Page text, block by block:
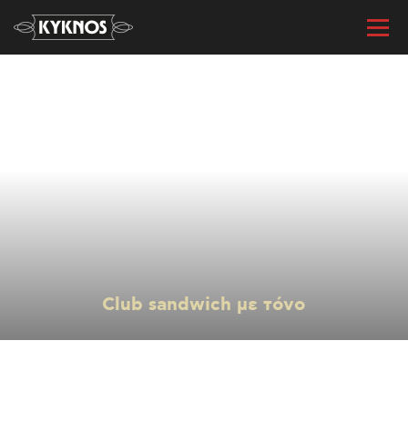
Club sandwich με τόνο